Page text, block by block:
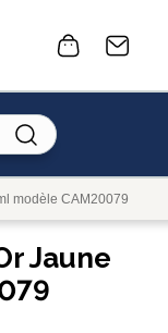
modèle CAM20079
Jaune